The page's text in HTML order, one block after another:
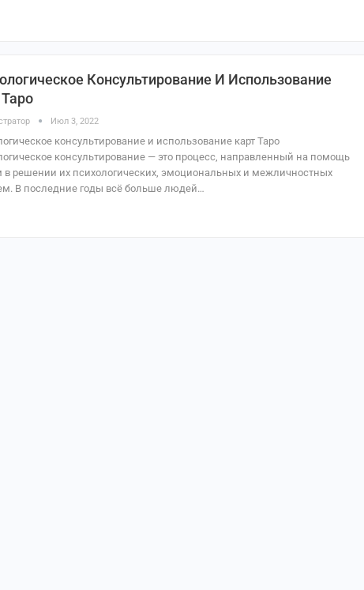
Консультирование И Использование
Июл 3, 2022
консультирование и использование карт Таро
консультирование — это процесс, направленный на помощь
решении их психологических, эмоциональных и межличностных
В последние годы всё больше людей…